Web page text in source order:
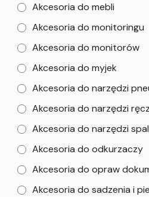
Akcesoria do mebli
Akcesoria do monitoringu
Akcesoria do monitorów
Akcesoria do myjek
Akcesoria do narzędzi
Akcesoria do narzędzi
Akcesoria do narzędzi
Akcesoria do odkurzaczy
Akcesoria do opraw
Akcesoria do sadzenia i